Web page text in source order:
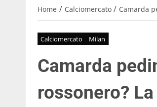
Home / Calciomercato / Camarda
Calciomercato Milan
Camarda
rossonero?